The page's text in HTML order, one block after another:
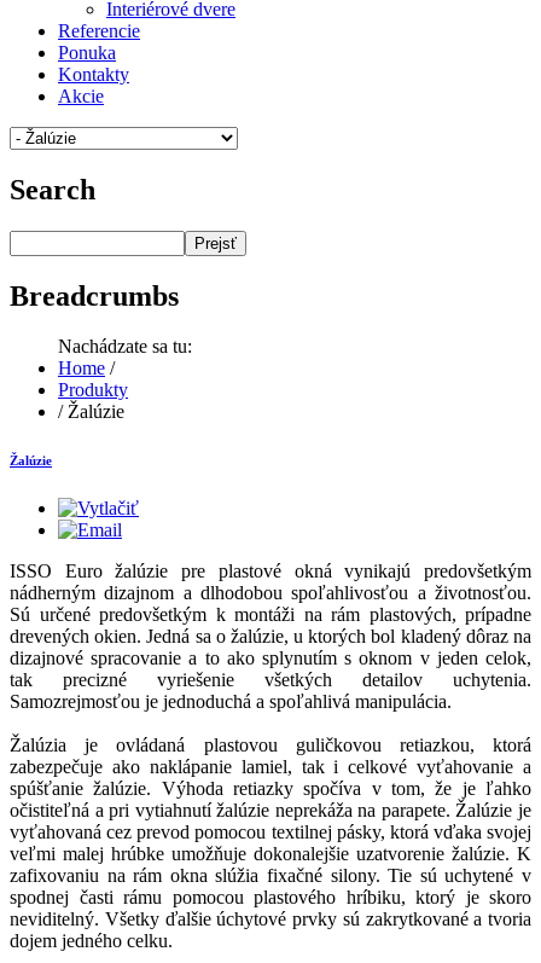
Interiérové dvere
Referencie
Ponuka
Kontakty
Akcie
Search
Prejsť
Breadcrumbs
Nachádzate sa tu:
Home /
Produkty
/ Žalúzie
Žalúzie
ISSO Euro žalúzie pre plastové okná vynikajú predovšetkým
nádherným dizajnom a dlhodobou spoľahlivosťou a životnosťou.
Sú určené predovšetkým k montáži na rám plastových, prípadne
drevených okien. Jedná sa o žalúzie, u ktorých bol kladený dôraz na
dizajnové spracovanie a to ako splynutím s oknom v jeden celok,
tak precizné vyriešenie všetkých detailov uchytenia.
Samozrejmosťou je jednoduchá a spoľahlivá manipulácia.
Žalúzia je ovládaná plastovou guličkovou retiazkou, ktorá
zabezpečuje ako naklápanie lamiel, tak i celkové vyťahovanie a
spúšťanie žalúzie. Výhoda retiazky spočíva v tom, že je ľahko
očistiteľná a pri vytiahnutí žalúzie neprekáža na parapete. Žalúzie je
vyťahovaná cez prevod pomocou textilnej pásky, ktorá vďaka svojej
veľmi malej hrúbke umožňuje dokonalejšie uzatvorenie žalúzie. K
zafixovaniu na rám okna slúžia fixačné silony. Tie sú uchytené v
spodnej časti rámu pomocou plastového hríbiku, ktorý je skoro
neviditelný. Všetky ďalšie úchytové prvky sú zakrytkované a tvoria
dojem jedného celku.